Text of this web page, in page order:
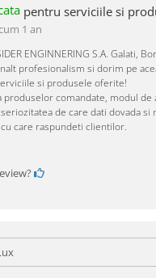
pentru serviciile si
1 an
ENGINNERING S.A. Galati,
profesionalism si dorim pe
si produsele oferite!
produselor comandate, modul de
de care dati dovada si
care raspundeti clientilor.